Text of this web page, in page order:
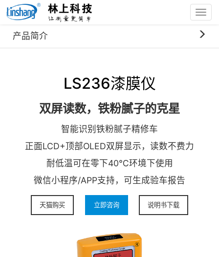
首页 产品中心
LS236漆膜仪
双屏读数，铁粉腻子的克星
智能识别铁粉腻子精修车
正面LCD+顶部OLED双屏显示，读数不费力
耐低温可在零下40℃环境下使用
微信小程序/APP支持，可生成验车报告
天猫购买 立即咨询 说明书下载
产品简介